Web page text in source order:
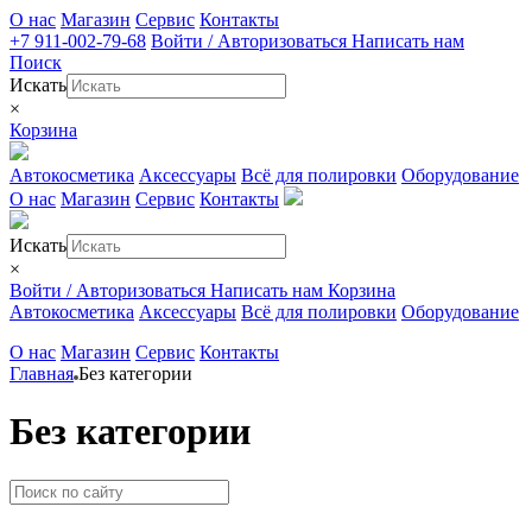
О нас Магазин Сервис Контакты
+7 911-002-79-68 Войти / Авторизоваться Написать нам
Поиск
Искать
×
Корзина
Автокосметика Аксессуары Всё для полировки Оборудование
О нас Магазин Сервис Контакты
Искать
×
Войти / Авторизоваться Написать нам Корзина
Автокосметика Аксессуары Всё для полировки Оборудование
О нас Магазин Сервис Контакты
Главная Без категории
Без категории